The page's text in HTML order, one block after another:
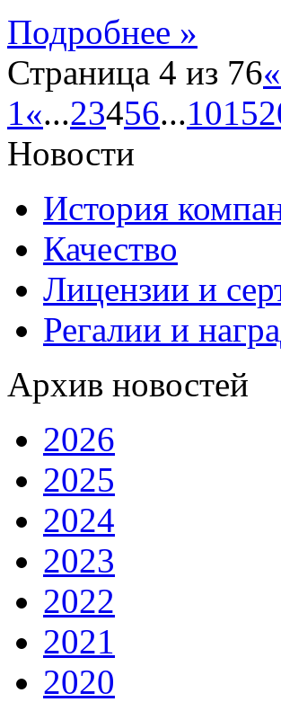
Подробнее »
Страница 4 из 76«
1«...23456...1015
Новости
История
Качество
Лицензии и
Регалии и
Архив новостей
2026
2025
2024
2023
2022
2021
2020